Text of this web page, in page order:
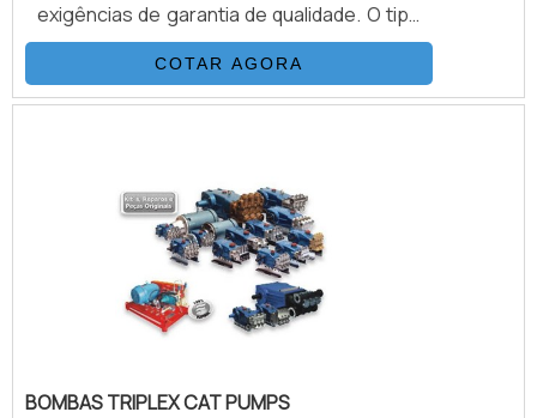
exigências de garantia de qualidade. O tipo
de teste depende da válvula e da aplicação
dentre as mais comuns citamos: Teste do
corpo Pressão aplicada dentro do corpo da
corpo da válvula com contra vedação
(backseat) Teste com a válvula totalmente
aberta ou totalmente.
COTAR AGORA
BOMBAS TRIPLEX CAT PUMPS